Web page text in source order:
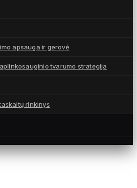
apsauga ir gerovė
tvarumo strategija
rinkinys